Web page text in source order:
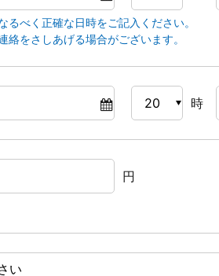
るべく正確な日時をご記入ください。
絡をさしあげる場合がございます。
時
円